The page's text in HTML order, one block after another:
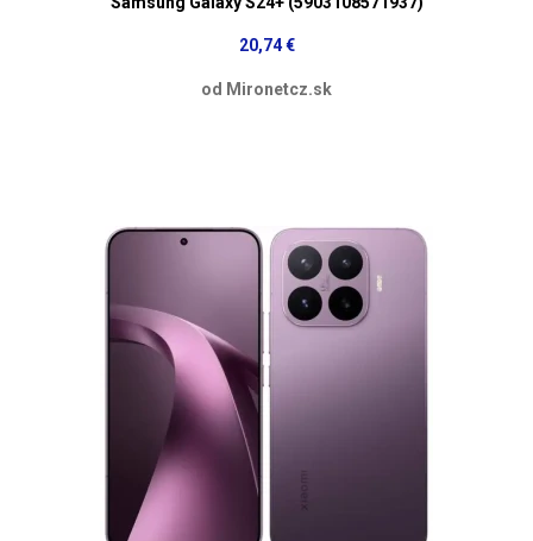
20,74 €
od Mironetcz.sk